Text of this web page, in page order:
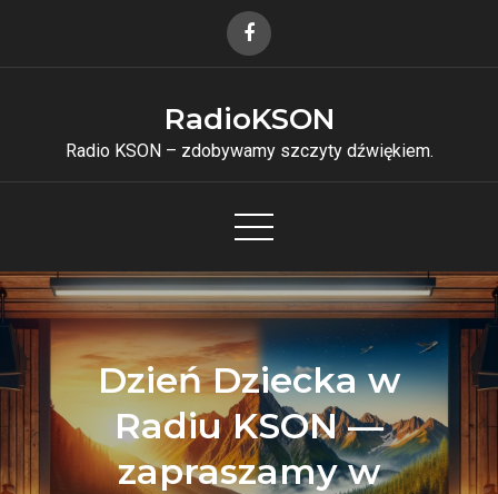
RadioKSON
Radio KSON – zdobywamy szczyty dźwiękiem.
Dzień Dziecka w
Radiu KSON —
zapraszamy w